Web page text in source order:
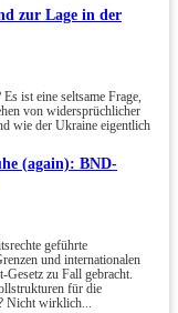
zur Lage in der
ist eine seltsame Frage,
von widersprüchlicher
wie der Ukraine eigentlich
(again): BND-
geführte
und internationalen
zu Fall gebracht.
für die
Nicht wirklich...